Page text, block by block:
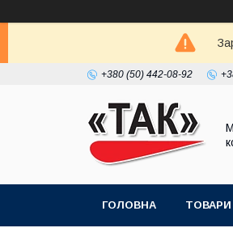
+380 (50) 442-08-92
ГОЛОВНА